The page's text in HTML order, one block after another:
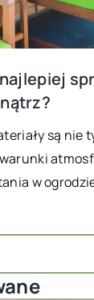
są nie
w